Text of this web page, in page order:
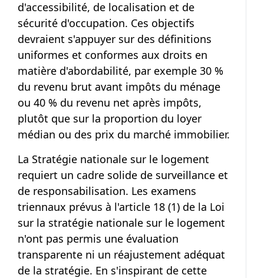
d'accessibilité, de localisation et de
sécurité d'occupation. Ces objectifs
devraient s'appuyer sur des définitions
uniformes et conformes aux droits en
matière d'abordabilité, par exemple 30 %
du revenu brut avant impôts du ménage
ou 40 % du revenu net après impôts,
plutôt que sur la proportion du loyer
médian ou des prix du marché immobilier.
La Stratégie nationale sur le logement
requiert un cadre solide de surveillance et
de responsabilisation. Les examens
triennaux prévus à l'article 18 (1) de la Loi
sur la stratégie nationale sur le logement
n'ont pas permis une évaluation
transparente ni un réajustement adéquat
de la stratégie. En s'inspirant de cette